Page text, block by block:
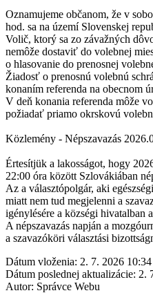
Oznamujeme občanom, že v
hod. sa na území Slovenskej
Volič, ktorý sa zo závažných
nemôže dostaviť do volebnej
o hlasovanie do prenosnej
Žiadosť o prenosnú volebnú
konaním referenda na obecnom
V deň konania referenda môže
požiadať priamo okrskovú
Közlemény - Népszavazás
Értesítjük a lakosságot, hogy
22:00 óra között Szlovákiában
Az a választópolgár, aki
miatt nem tud megjelenni a
igénylésére a községi hivatalban
A népszavazás napján a
a szavazóköri választási
Dátum vloženia: 2. 7. 2026 10:34
Dátum poslednej aktualizácie: 2.
Autor: Správce Webu